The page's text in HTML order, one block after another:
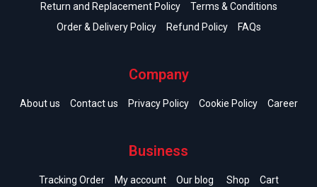
Return and Replacement Policy
Terms & Conditions
Order & Delivery Policy
Refund Policy FAQs
Company
About us Contact us Privacy Policy Cookie Policy Career
Business
Tracking Order My account Our blog Shop Cart